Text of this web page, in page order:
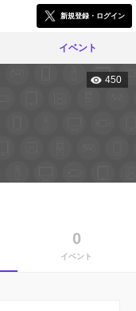
新規登録・ログイン
イベント
450
0
イベント